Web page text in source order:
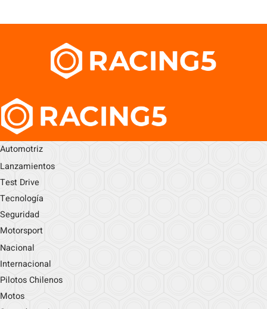
Automotriz
Lanzamientos
Test Drive
Tecnología
Seguridad
Motorsport
Nacional
Internacional
Pilotos Chilenos
Motos